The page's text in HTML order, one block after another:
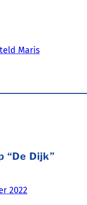
Maris
“De Dijk”
2022